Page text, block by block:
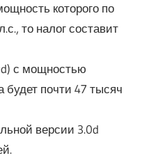
которого по
то налог составит
с мощностью
будет почти 47 тысяч
версии 3.0d